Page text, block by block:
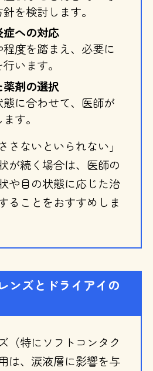
を検討します。
症への対応
度を踏まえ、必要に
います。
剤の選択
に合わせて、医師が
す。
さないといられない」
が続く場合は、医師の
や目の状態に応じた治
ることをおすすめしま
ンズとドライアイの
（特にソフトコンタク
は、涙液層に影響を与